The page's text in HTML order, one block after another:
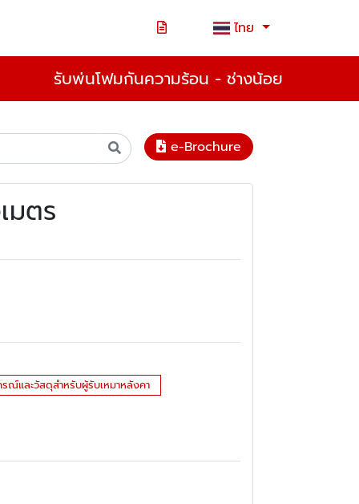
ไทย
รับพ่นโฟมกันความร้อน - ช่างน้อย
e-Brochure
มตร
ณ์และวัสดุสำหรับผู้รับเหมาหลังคา